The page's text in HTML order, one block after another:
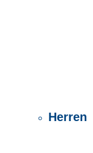
Herren